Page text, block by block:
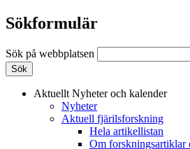
Sökformulär
Sök på webbplatsen
Aktuellt Nyheter och kalender
Nyheter
Aktuell fjärilsforskning
Hela artikellistan
Om forskningsartiklar